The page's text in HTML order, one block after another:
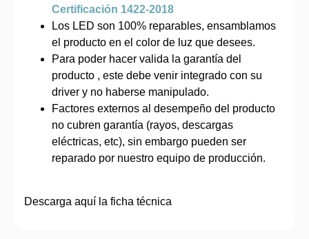
Certificación 1422-2018
Los LED son 100% reparables, ensamblamos
el producto en el color de luz que desees.
Para poder hacer valida la garantía del
producto , este debe venir integrado con su
driver y no haberse manipulado.
Factores externos al desempeño del producto
no cubren garantía (rayos, descargas
eléctricas, etc), sin embargo pueden ser
reparado por nuestro equipo de producción.
Descarga aquí la ficha técnica